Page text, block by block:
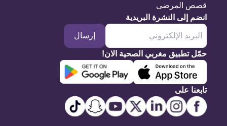
قصص المرضى
انضم إلى النشرة البريدية
إرسال
حمّل تطبيق مغربي الصحية الان!
تابعنا على